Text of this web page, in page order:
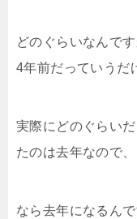
どのぐらいなんで
4年前だっていうだ
実際にどのぐらい
たのは去年なので
なら去年になるんで